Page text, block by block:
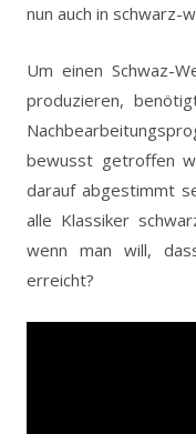
nun auch in schwarz-
Um einen Schwaz-
produzieren,
bewusst getroffen
darauf abgestimmt
alle Klassiker
wenn man will,
erreicht?